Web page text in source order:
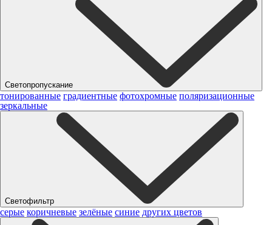
Светопропускание
тонированные градиентные фотохромные поляризационные
зеркальные
Светофильтр
серые коричневые зелёные синие других цветов